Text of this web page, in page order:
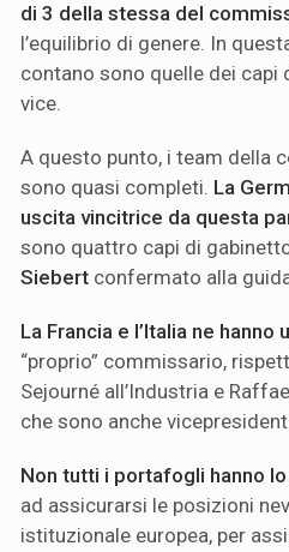
di 3 della stessa del
l’equilibrio di genere. In
contano sono quelle dei capi
vice.
A questo punto, i team della
sono quasi completi. La
uscita vincitrice da questa
sono quattro capi di
Siebert confermato alla
La Francia e l’Italia ne hanno
“proprio” commissario,
Sejourné all’Industria e
che sono anche
Non tutti i portafogli hanno
ad assicurarsi le posizioni
istituzionale europea, per